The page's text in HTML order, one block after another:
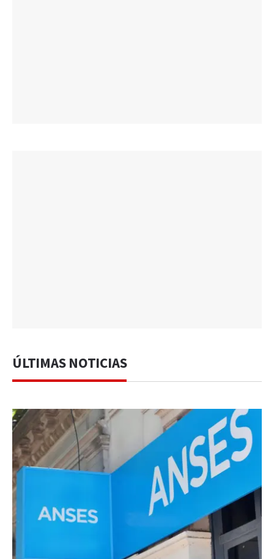
ÚLTIMAS NOTICIAS